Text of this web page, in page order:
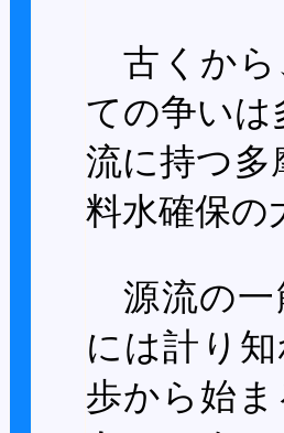
古くから
ての争いは
流に持つ多
料水確保の
源流の一
には計り
歩から始